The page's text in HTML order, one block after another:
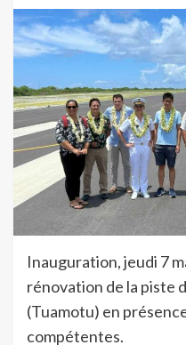
Inauguration, jeudi 7
rénovation de la piste
(Tuamotu) en
compétentes.